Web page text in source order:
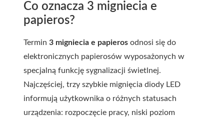
Co oznacza 3 migniecia e
papieros?
Termin 3 migniecia e papieros odnosi się do
elektronicznych papierosów wyposażonych w
specjalną funkcję sygnalizacji świetlnej.
Najczęściej, trzy szybkie mignięcia diody LED
informują użytkownika o różnych statusach
urządzenia: rozpoczęcie pracy, niski poziom